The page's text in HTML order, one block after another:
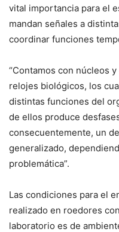
vital importancia para el
mandan señales a
coordinar funciones
“Contamos con núcleos
relojes biológicos, los
distintas funciones del
de ellos produce
consecuentemente, un
generalizado,
problemática”.
Las condiciones para el
realizado en roedores
laboratorio es de